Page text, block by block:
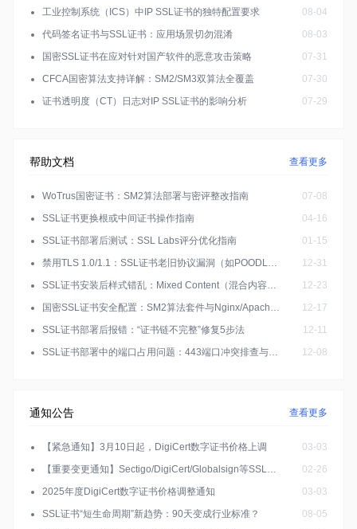
工业控制系统（ICS）中IP SSL证书的独特配置要求
08-04
代码签名证书与SSL证书：应用场景切勿混淆
08-03
国密SSL证书在应对针对国产软件的恶意攻击策略
07-31
CFCA国密算法支持详解：SM2/SM3双算法全覆盖
07-30
证书透明度（CT）日志对IP SSL证书的影响分析
07-29
帮助文档 查看更多
WoTrus国密证书：SM2算法部署与密评整改指南
07-08
SSL证书更换根或中间证书操作指南
04-16
SSL证书部署后测试：SSL Labs评分优化指南
01-15
禁用TLS 1.0/1.1：SSL证书老旧协议漏洞（如POODLE）防护实操
12-31
SSL证书安装后样式错乱：Mixed Content（混合内容）修复
12-23
国密SSL证书安全配置：SM2算法套件与Nginx/Apache适配
12-17
SSL证书部署后报错：“证书链不完整”修复5步法
12-11
SSL证书部署中的端口占用问题：443端口冲突排查与解决
12-08
通知公告 查看更多
【紧急通知】3月10日起，DigiCert数字证书价格上调
03-03
【重要变更通知】Sectigo/DigiCert/Globalsign等SSL证书有效期调整为199天
02-26
2025年度DigiCert数字证书价格调整通知
03-03
SSL证书“短生命周期”新趋势：90天变成行业标准？
08-05